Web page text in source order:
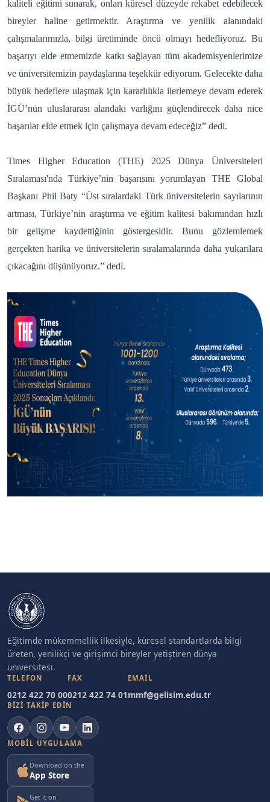
kaliteli eğitimi sunarak, onları küresel düzeyde rekabet edebilecek
bireyler haline getirmektir. Araştırma ve yenilik alanındaki
çalışmalarımızla, bilgi üretiminde öncü olmayı hedefliyoruz. Bu
başarıyı elde etmemizde katkı sağlayan tüm akademisyenlerimize
ve üniversitemizin paydaşlarına teşekkür ediyorum. Gelecekte daha
büyük hedeflere ulaşmak için kararlılıkla ilerlemeye devam ederek
İGÜ’nün uluslararası alandaki varlığını güçlendirecek daha nice
başarılar elde etmek için çalışmaya devam edeceğiz” dedi.
Times Higher Education (THE) 2025 Dünya Üniversiteleri
Sıralaması'nda Türkiye’nin başarısını yorumlayan THE Global
Başkanı Phil Baty “Üst sıralardaki Türk üniversitelerin sayılarının
artması, Türkiye’nin araştırma ve eğitim kalitesi bakımından hızlı
bir gelişme kaydettiğinin göstergesidir. Bunu gözlemlemek
gerçekten harika ve üniversitelerin sıralamalarında daha yukarılara
çıkacağını düşünüyoruz.” dedi.
Eğitimde mükemmellik ilkesiyle, küresel standartlarda bilgi
üreten, yenilikçi ve girişimci bireyler yetiştiren dünya
üniversitesi.
TELEFON
0212 422 70 00
FAX
0212 422 74 01
EMAIL
mmf@gelisim.edu.tr
BİZİ TAKİP EDİN
MOBIL UYGULAMA
Download on the
App Store
Get it on